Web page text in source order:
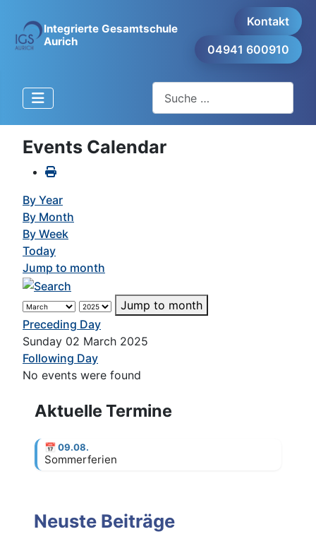
Integrierte Gesamtschule
Aurich
Kontakt
04941 600910
Events Calendar
By Year
By Month
By Week
Today
Jump to month
Jump to month
Preceding Day
Sunday 02 March 2025
Following Day
No events were found
Aktuelle Termine
📅 09.08.
Sommerferien
Neuste Beiträge